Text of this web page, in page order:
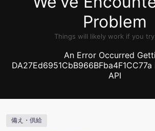
備え・供給